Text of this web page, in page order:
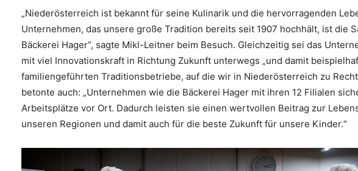
„Niederösterreich ist bekannt für seine Kulinarik und die hervorragenden
Unternehmen, das unsere große Tradition bereits seit 1907 hochhält, ist die
Bäckerei Hager“, sagte Mikl-Leitner beim Besuch. Gleichzeitig sei das
mit viel Innovationskraft in Richtung Zukunft unterwegs „und damit
familiengeführten Traditionsbetriebe, auf die wir in Niederösterreich zu
betonte auch: „Unternehmen wie die Bäckerei Hager mit ihren 12 Filialen
Arbeitsplätze vor Ort. Dadurch leisten sie einen wertvollen Beitrag zur
unseren Regionen und damit auch für die beste Zukunft für unsere Kinder.“